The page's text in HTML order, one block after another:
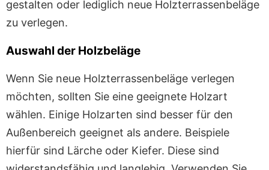
gestalten oder lediglich neue Holzterrassenbeläge
zu verlegen.
Auswahl der Holzbeläge
Wenn Sie neue Holzterrassenbeläge verlegen
möchten, sollten Sie eine geeignete Holzart
wählen. Einige Holzarten sind besser für den
Außenbereich geeignet als andere. Beispiele
hierfür sind Lärche oder Kiefer. Diese sind